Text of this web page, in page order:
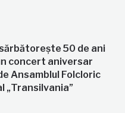
sărbătorește 50 de ani
concert aniversar
Ansamblul Folcloric
„Transilvania”